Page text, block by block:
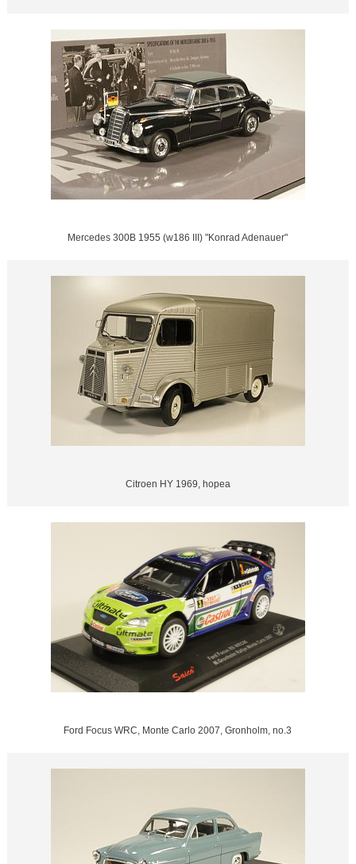
Mercedes 300B 1955 (w186 III) "Konrad Adenauer"
Citroen HY 1969, hopea
Ford Focus WRC, Monte Carlo 2007, Gronholm, no.3